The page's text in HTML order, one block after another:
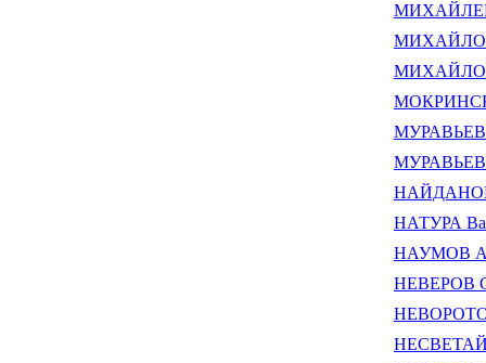
МИХАЙЛЕЦ
МИХАЙЛОВ
МИХАЙЛОВ
МУРАВЬЕВ
МУРАВЬЕВ
НАЙДАНОВ
НАТУРА
НАУМОВ
НЕВЕРОВ